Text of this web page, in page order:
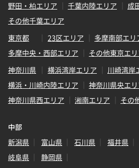
野田・柏エリア
千葉内陸エリア
成
その他千葉エリア
東京都
23区エリア
多摩南部エリ
多摩中央・西部エリア
その他東京エ
神奈川県
横浜湾岸エリア
川崎湾岸
横浜・川崎内陸エリア
神奈川県央エ
神奈川県西エリア
湘南エリア その
中部
新潟県
富山県 石川県 福井県
岐阜県
静岡県